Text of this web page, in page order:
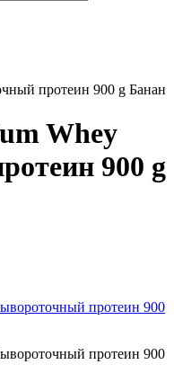
протеин 900 g Банан
Whey
900 g